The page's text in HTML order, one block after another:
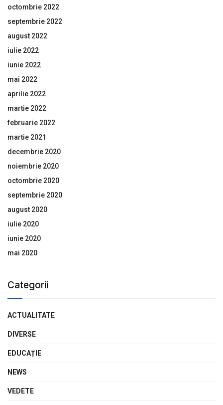
octombrie 2022
septembrie 2022
august 2022
iulie 2022
iunie 2022
mai 2022
aprilie 2022
martie 2022
februarie 2022
martie 2021
decembrie 2020
noiembrie 2020
octombrie 2020
septembrie 2020
august 2020
iulie 2020
iunie 2020
mai 2020
Categorii
ACTUALITATE
DIVERSE
EDUCAȚIE
NEWS
VEDETE